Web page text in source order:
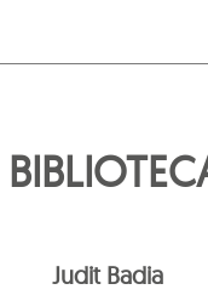
Judit Badia